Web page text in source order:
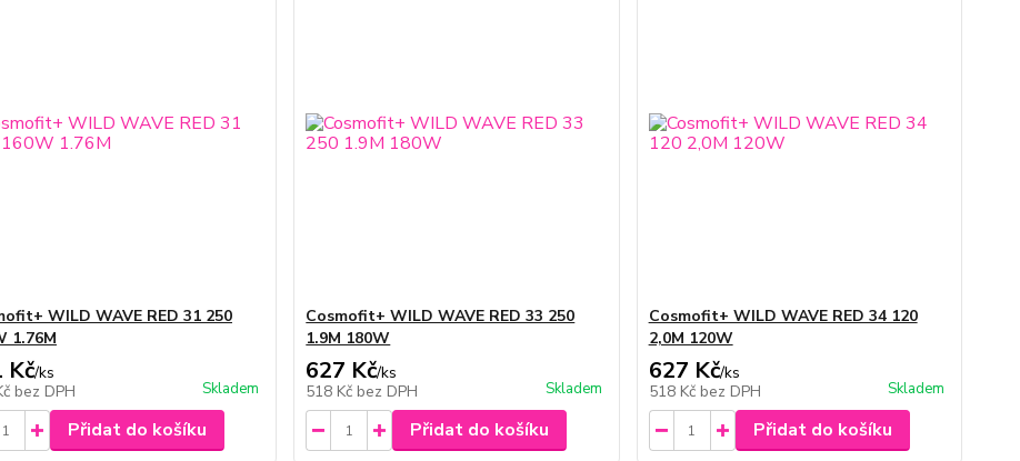
WILD WAVE RED 31 250
1.76M
Kč/ks
bez DPH Skladem
Přidat do košíku
Cosmofit+ WILD WAVE RED 33 250
1.9M 180W
627 Kč/ks
518 Kč bez DPH Skladem
Přidat do košíku
Cosmofit+ WILD WAVE RED 34 120
2,0M 120W
627 Kč/ks
518 Kč bez DPH Skladem
Přidat do košíku